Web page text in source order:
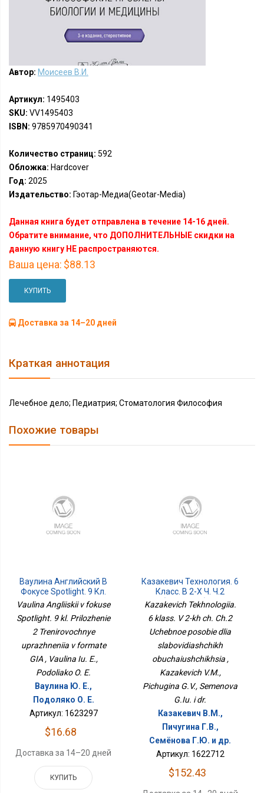
Автор: Моисеев В.И.
Артикул: 1495403
SKU: VV1495403
ISBN: 9785970490341
Количество страниц: 592
Обложка: Hardcover
Год: 2025
Издательство: Гэотар-Медиа(Geotar-Media)
Данная книга будет отправлена в течение 14-16 дней.
Обратите внимание, что ДОПОЛНИТЕЛЬНЫЕ скидки на
данную книгу НЕ распространяются.
Ваша цена: $88.13
КУПИТЬ
Доставка за 14–20 дней
Краткая аннотация
Лечебное дело; Педиатрия; Стоматология Философия
Похожие товары
Ваулина Английский В
Фокусе Spotlight. 9 Кл.
Приложение 2
Тренировочные
Упражнения В Формате
ГИА
Vaulina Angliiskii v fokuse
Spotlight. 9 kl. Prilozhenie
2 Trenirovochnye
uprazhneniia v formate
GIA , Vaulina Iu. E.,
Podoliako O. E.
Ваулина Ю. Е.,
Подоляко О. Е.
Артикул: 1623297
$16.68
Доставка за 14–20 дней
КУПИТЬ
Казакевич Технология. 6
Класс. В 2-Х Ч. Ч.2
Учебное Пособие Для
Обучающихся
Kazakevich Tekhnologiia.
6 klass. V 2-kh ch. Ch.2
Uchebnoe posobie dlia
slabovidiashchikh
obuchaiushchikhsia ,
Kazakevich V.M.,
Pichugina G.V., Semenova
G.Iu. i dr.
Казакевич В.М.,
Пичугина Г.В.,
Семёнова Г.Ю. и др.
Артикул: 1622712
$152.43